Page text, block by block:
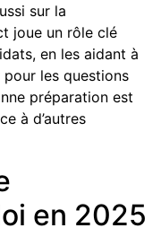
sur la
joue un rôle clé
en les aidant à
les questions
préparation est
à d’autres
en 2025